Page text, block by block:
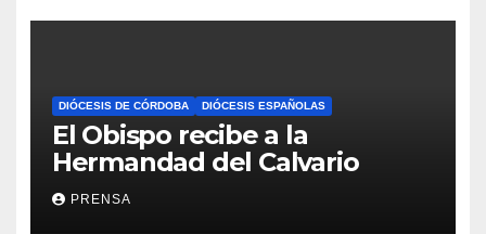
DIÓCESIS DE CÓRDOBA DIÓCESIS ESPAÑOLAS
El Obispo recibe a la
Hermandad del Calvario
PRENSA